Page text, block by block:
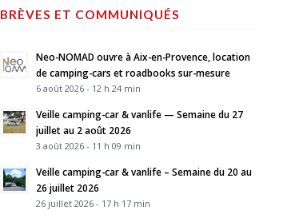
BRÈVES ET COMMUNIQUÉS
Neo-NOMAD ouvre à Aix-en-Provence, location
de camping-cars et roadbooks sur-mesure
6 août 2026 - 12 h 24 min
Veille camping-car & vanlife — Semaine du 27
juillet au 2 août 2026
3 août 2026 - 11 h 09 min
Veille camping-car & vanlife – Semaine du 20 au
26 juillet 2026
26 juillet 2026 - 17 h 17 min